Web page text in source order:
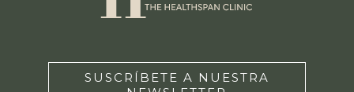
SUSCRÍBETE A NUESTRA